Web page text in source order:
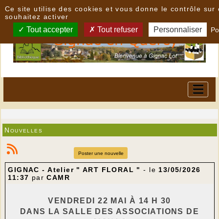
Nouvelles
Poster une nouvelle
GIGNAC - Atelier " ART FLORAL " - le13/05/2026
11:37 parCAMR
VENDREDI 22 MAI À 14 H 30
DANS LA SALLE DES ASSOCIATIONS DE
Ce site utilise des cookies et vous donne le contrôle sur
souhaitez activer
Tout accepter Tout refuser Personnaliser